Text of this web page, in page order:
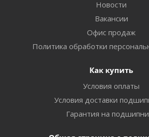
Новости
Вакансии
Офис продаж
Политика обработки
Как купить
Условия оплаты
Условия доставки
Гарантия на